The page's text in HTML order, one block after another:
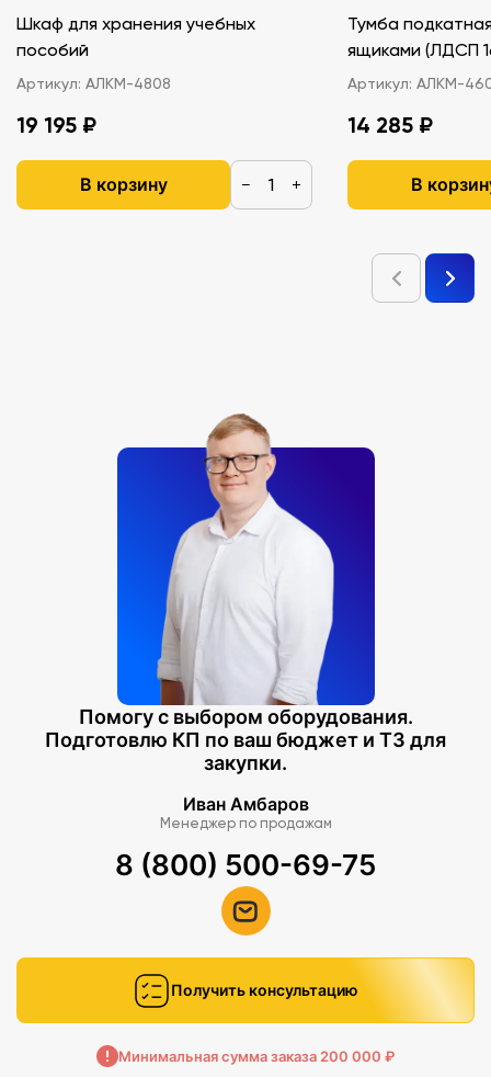
Шкаф для хранения учебных
пособий
Артикул: АЛКМ-4808
19 195 ₽
В корзину − +
Тумба
ящиками
Артикул: АЛКМ-
14 285 ₽
В
Помогу с выбором оборудования.
Подготовлю КП по ваш бюджет и ТЗ для
закупки.
Иван Амбаров
Менеджер по продажам
8 (800) 500-69-75
Получить консультацию
Минимальная сумма заказа 200 000 ₽